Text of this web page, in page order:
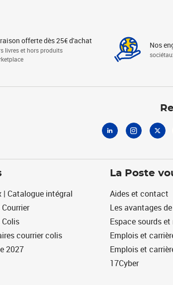
offerte dès 25€ d'achat
livres et hors produits
Nos
| Catalogue intégral
courrier colis
2027
La Poste
Aides et contact
Les avantages
Espace sourds
Emplois et
Emplois et
17Cyber